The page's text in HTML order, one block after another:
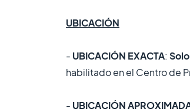
UBICACIÓN
- UBICACIÓN EXACTA: Solo
habilitado en el Centro de
- UBICACIÓN